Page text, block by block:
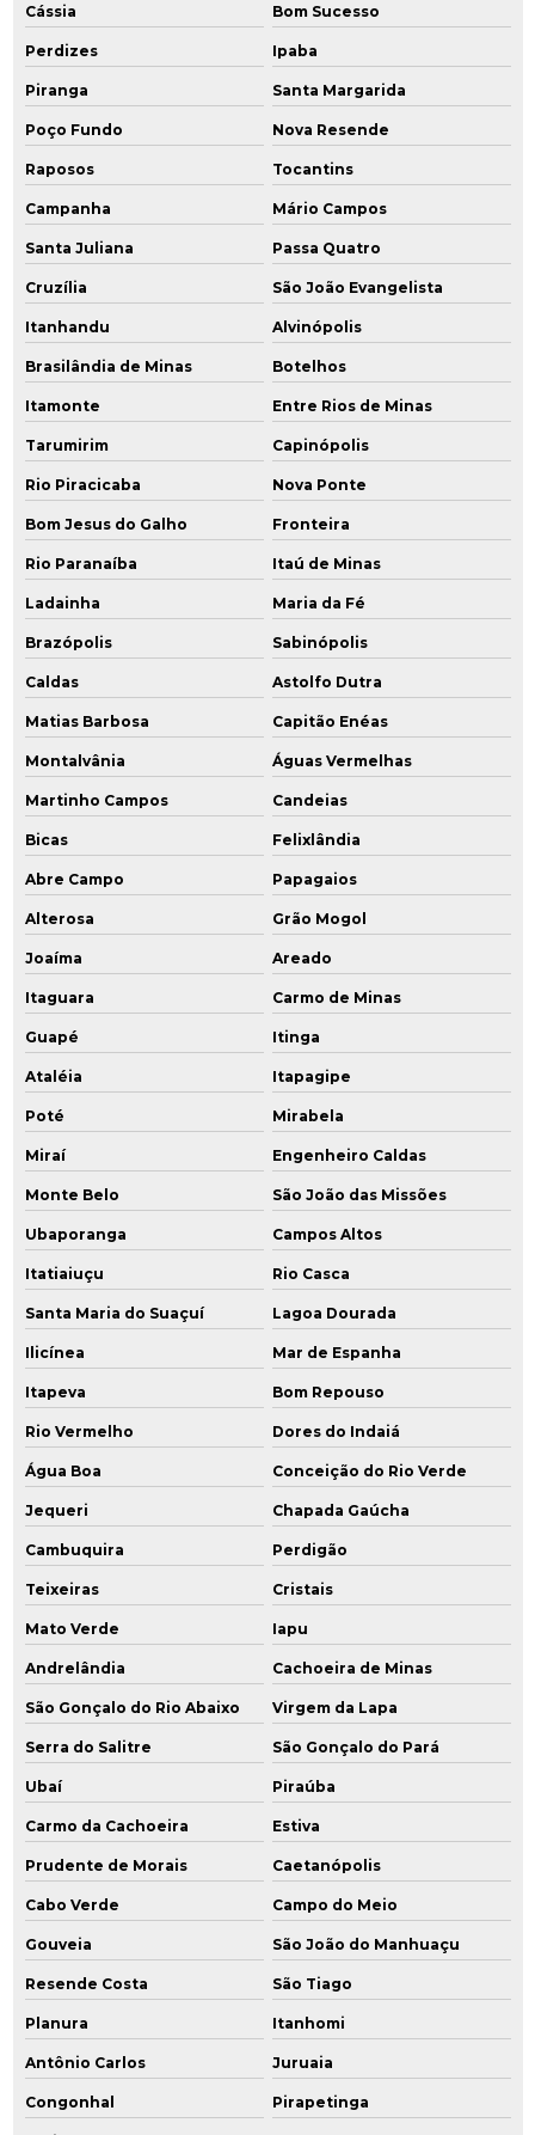
Cássia Bom Sucesso
Perdizes Ipaba
Piranga Santa Margarida
Poço Fundo Nova Resende
Raposos Tocantins
Campanha Mário Campos
Santa Juliana Passa Quatro
Cruzília São João Evangelista
Itanhandu Alvinópolis
Brasilândia de Minas Botelhos
Itamonte Entre Rios de Minas
Tarumirim Capinópolis
Rio Piracicaba Nova Ponte
Bom Jesus do Galho Fronteira
Rio Paranaíba Itaú de Minas
Ladainha Maria da Fé
Brazópolis Sabinópolis
Caldas Astolfo Dutra
Matias Barbosa Capitão Enéas
Montalvânia Águas Vermelhas
Martinho Campos Candeias
Bicas Felixlândia
Abre Campo Papagaios
Alterosa Grão Mogol
Joaíma Areado
Itaguara Carmo de Minas
Guapé Itinga
Ataléia Itapagipe
Poté Mirabela
Miraí Engenheiro Caldas
Monte Belo São João das Missões
Ubaporanga Campos Altos
Itatiaiuçu Rio Casca
Santa Maria do Suaçuí Lagoa Dourada
Ilicínea Mar de Espanha
Itapeva Bom Repouso
Rio Vermelho Dores do Indaiá
Água Boa Conceição do Rio Verde
Jequeri Chapada Gaúcha
Cambuquira Perdigão
Teixeiras Cristais
Mato Verde Iapu
Andrelândia Cachoeira de Minas
São Gonçalo do Rio Abaixo Virgem da Lapa
Serra do Salitre São Gonçalo do Pará
Ubaí Piraúba
Carmo da Cachoeira Estiva
Prudente de Morais Caetanópolis
Cabo Verde Campo do Meio
Gouveia São João do Manhuaçu
Resende Costa São Tiago
Planura Itanhomi
Antônio Carlos Juruaia
Congonhal Pirapetinga